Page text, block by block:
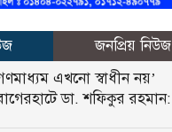
জনপ্রিয় নিউজ
এখনো স্বাধীন নয়’
ডা. শফিকুর রহমান: